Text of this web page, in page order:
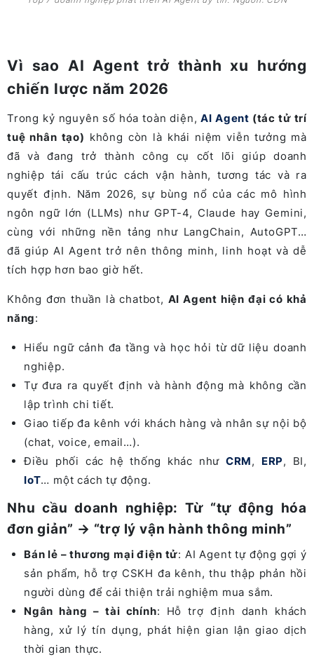
Vì sao AI Agent trở thành xu hướng
chiến lược năm 2026
Trong kỷ nguyên số hóa toàn diện,AI Agent (tác tử trí
tuệ nhân tạo) không còn là khái niệm viễn tưởng mà
đã và đang trở thành công cụ cốt lõi giúp doanh
nghiệp tái cấu trúc cách vận hành, tương tác và ra
quyết định. Năm 2026, sự bùng nổ của các mô hình
ngôn ngữ lớn (LLMs) như GPT-4, Claude hay Gemini,
cùng với những nền tảng như LangChain, AutoGPT…
đã giúp AI Agent trở nên thông minh, linh hoạt và dễ
tích hợp hơn bao giờ hết.
Không đơn thuần là chatbot, AI Agent hiện đại có khả
năng:
Hiểu ngữ cảnh đa tầng và học hỏi từ dữ liệu doanh
nghiệp.
Tự đưa ra quyết định và hành động mà không cần
lập trình chi tiết.
Giao tiếp đa kênh với khách hàng và nhân sự nội bộ
(chat, voice, email…).
Điều phối các hệ thống khác như CRM, ERP, BI,
IoT… một cách tự động.
Nhu cầu doanh nghiệp: Từ “tự động hóa
đơn giản” → “trợ lý vận hành thông minh”
Bán lẻ – thương mại điện tử: AI Agent tự động gợi ý
sản phẩm, hỗ trợ CSKH đa kênh, thu thập phản hồi
người dùng để cải thiện trải nghiệm mua sắm.
Ngân hàng – tài chính: Hỗ trợ định danh khách
hàng, xử lý tín dụng, phát hiện gian lận giao dịch
thời gian thực.